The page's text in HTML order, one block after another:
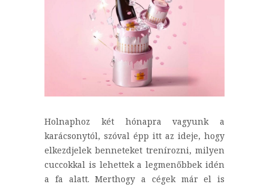
Holnaphoz két hónapra vagyunk a
karácsonytól, szóval épp itt az ideje, hogy
elkezdjelek benneteket trenírozni, milyen
cuccokkal is lehettek a legmenőbbek idén
a fa alatt. Merthogy a cégek már el is